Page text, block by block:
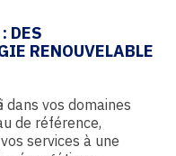
DES
RENOUVELABLE
dans vos domaines
de référence,
services à une